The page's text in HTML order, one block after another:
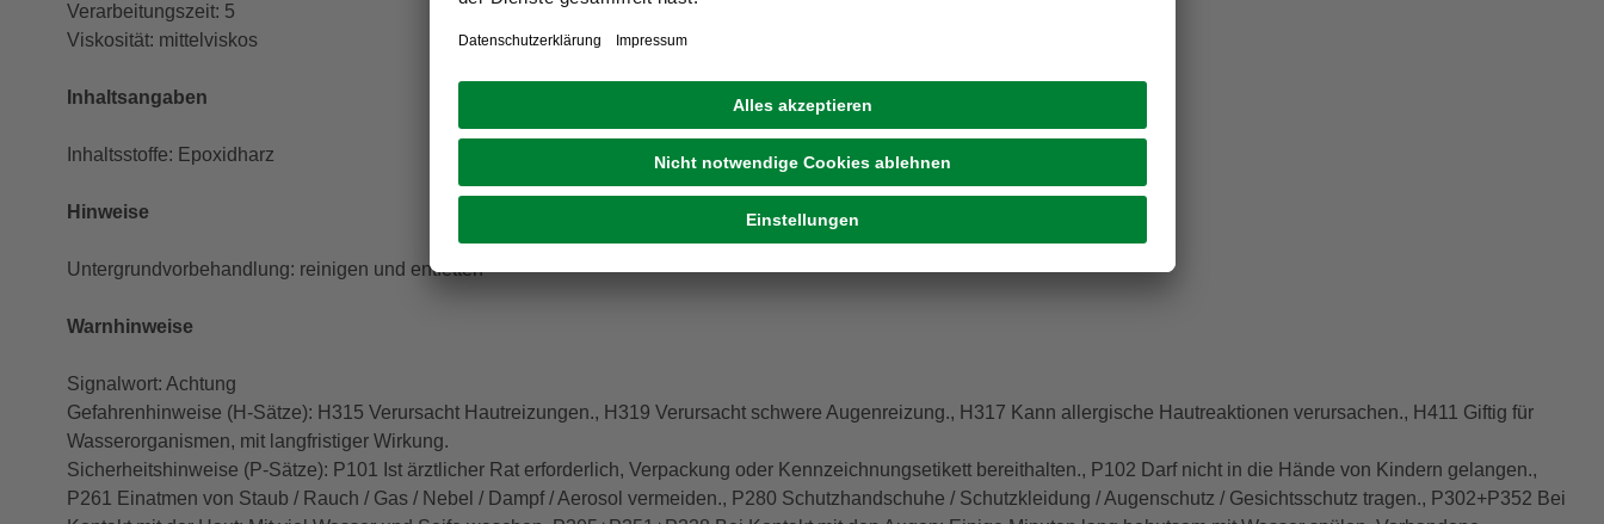
Verarbeitungszeit: 5
Viskosität: mittelviskos
Inhaltsangaben
Inhaltsstoffe: Epoxidharz
Hinweise
Untergrundvorbehandlung: reinigen und entfetten
Warnhinweise
Signalwort: Achtung
Gefahrenhinweise (H-Sätze): H315 Verursacht Hautreizungen., H319 Verursacht schwere Augenreizung., H317 Kann allergische Hautreaktionen verursachen., H411 Giftig für
Wasserorganismen, mit langfristiger Wirkung.
Sicherheitshinweise (P-Sätze): P101 Ist ärztlicher Rat erforderlich, Verpackung oder Kennzeichnungsetikett bereithalten., P102 Darf nicht in die Hände von Kindern gelangen.,
P261 Einatmen von Staub / Rauch / Gas / Nebel / Dampf / Aerosol vermeiden., P280 Schutzhandschuhe / Schutzkleidung / Augenschutz / Gesichtsschutz tragen., P302+P352 Bei